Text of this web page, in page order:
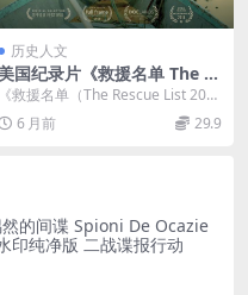
历史人文
国纪录片《救援名单 The R
escue List 2020》国语中字
央视引进版 1080P/MP4/4.01
非洲儿童奴役
《救援名单（The Rescue List 202
0）》：非洲儿童奴役阴影下的救...
6 月前 29.9
的间谍 Spioni De Ocazie
印纯净版 二战谍报行动